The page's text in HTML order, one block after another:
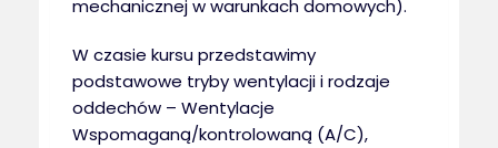
mechanicznej w warunkach domowych).
W czasie kursu przedstawimy
podstawowe tryby wentylacji i rodzaje
oddechów – Wentylacje
Wspomaganą/kontrolowaną (A/C),